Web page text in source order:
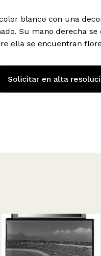
blanco con una
Su mano derecha se
ella se encuentran
Solicitar en alta